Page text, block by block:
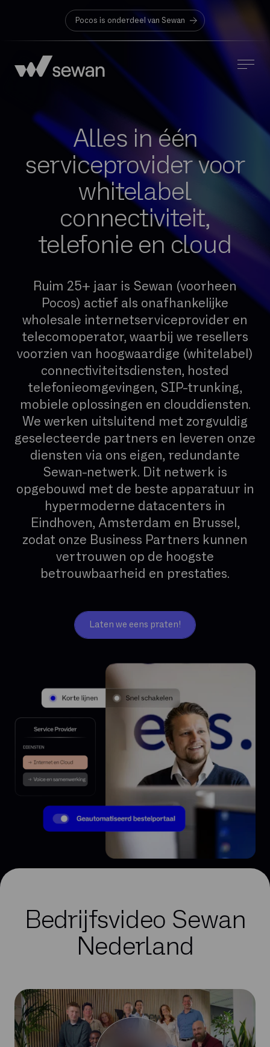
Pocos is onderdeel van Sewan
Alles in één
serviceprovider voor
whitelabel
connectiviteit,
telefonie en cloud
Ruim 25+ jaar is Sewan (voorheen
Pocos) actief als onafhankelijke
wholesale internetserviceprovider en
telecomoperator, waarbij we resellers
voorzien van hoogwaardige (whitelabel)
connectiviteitsdiensten, hosted
telefonieomgevingen, SIP-trunking,
mobiele oplossingen en clouddiensten.
We werken uitsluitend met zorgvuldig
geselecteerde partners en leveren onze
diensten via ons eigen, redundante
Sewan-netwerk. Dit netwerk is
opgebouwd met de beste apparatuur in
hypermoderne datacenters in
Eindhoven, Amsterdam en Brussel,
zodat onze Business Partners kunnen
vertrouwen op de hoogste
betrouwbaarheid en prestaties.
Laten we eens praten!
Bedrijfsvideo Sewan
Nederland